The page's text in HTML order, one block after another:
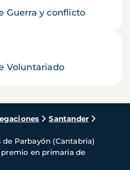
Guerra y conflicto
Voluntariado
Santander
Parbayón (Cantabria)
en primaria de